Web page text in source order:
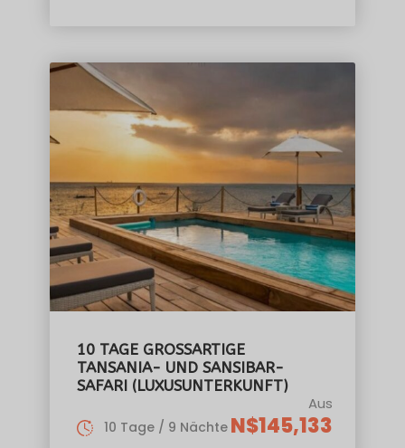
10 TAGE GROSSARTIGE T
ANSANIA- UND SANSIBAR-S
AFARI (LUXUSUNTERKUNFT)
Aus
N$145,133
10 Tage / 9 Nächte